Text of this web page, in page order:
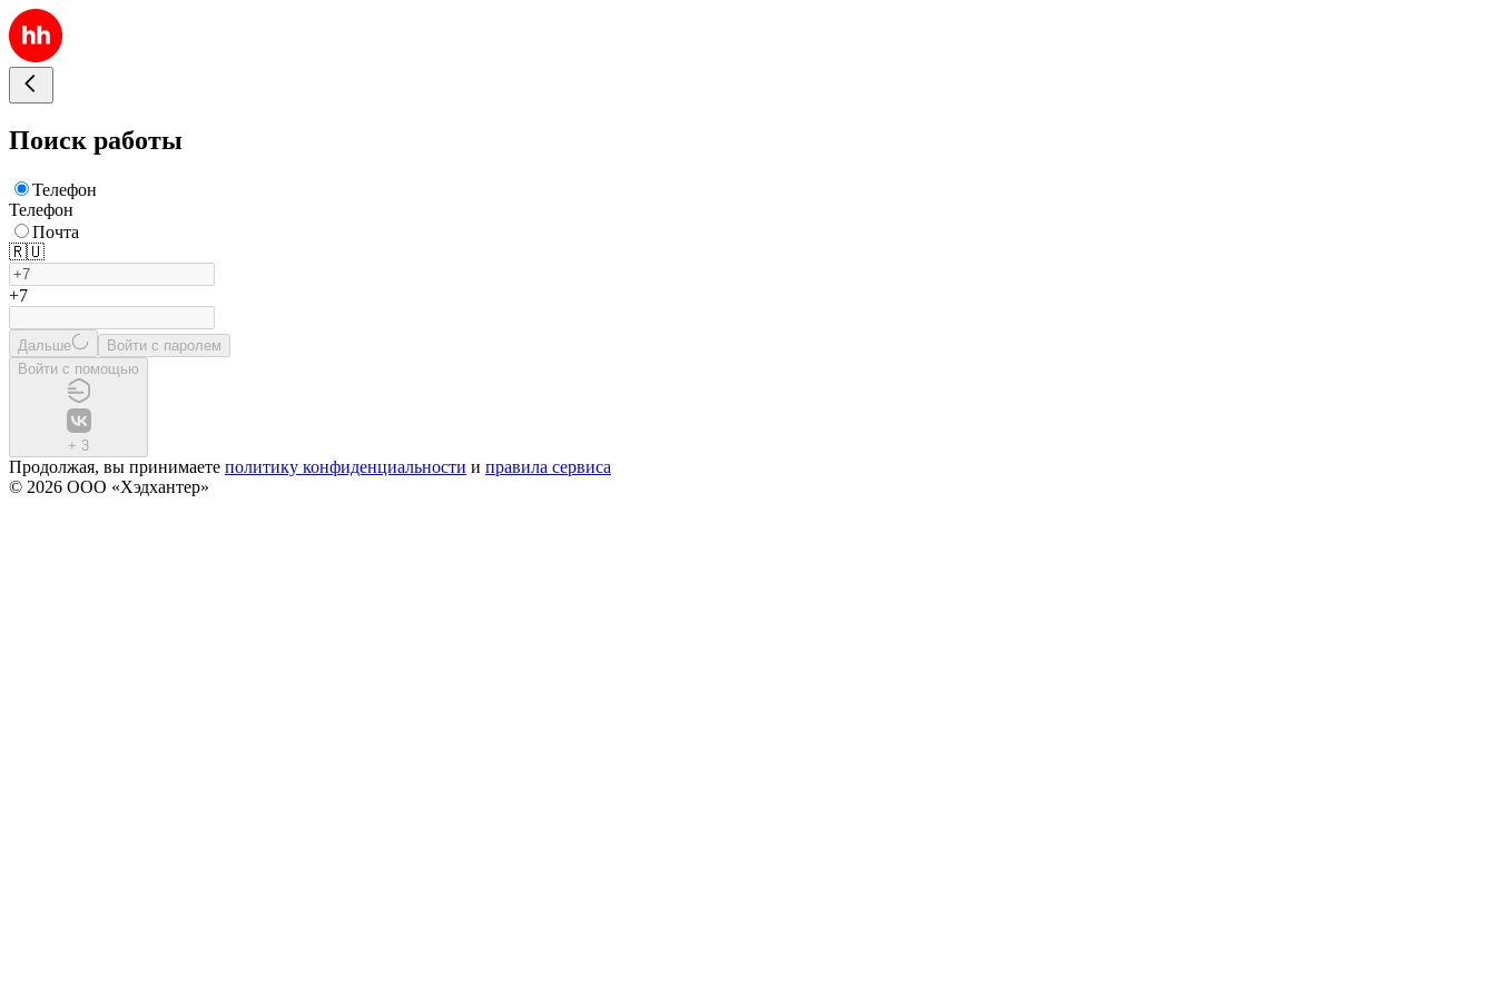
Поиск работы
Телефон
Телефон
Почта
🇷🇺
+7
Дальше
Войти с паролем
Войти с помощью
+ 3
Продолжая, вы принимаете политику конфиденциальности и правила сервиса
© 2026 ООО «Хэдхантер»